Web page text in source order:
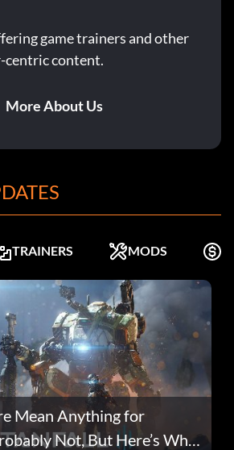
game trainers and other
centric content.
More About Us
TRAINERS MODS
Mean Anything for
Not, But Here’s Why